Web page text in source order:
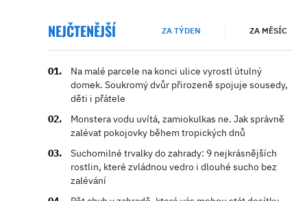
NEJČTENĚJŠÍ ZA TÝDEN ZA MĚSÍC
Na malé parcele na konci ulice vyrostl útulný
domek. Soukromý dvůr přirozeně spojuje sousedy,
děti i přátele
Monstera vodu uvítá, zamiokulkas ne. Jak správně
zalévat pokojovky během tropických dnů
Suchomilné trvalky do zahrady: 9 nejkrásnějších
rostlin, které zvládnou vedro i dlouhé sucho bez
zalévání